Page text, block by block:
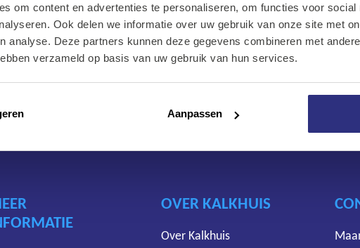
om content en advertenties te personaliseren, om functies voor social
Ook delen we informatie over uw gebruik van onze site met
analyse. Deze partners kunnen deze gegevens combineren met
verzameld op basis van uw gebruik van hun services.
Aanpassen
Onze diensten
Over Kalkhuis
Contact
levert diverse Rema
bouwplaats, in magazijnen
OVER KALKHUIS
Over Kalkhuis